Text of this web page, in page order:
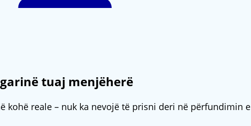
tuaj menjëherë
kohë reale – nuk ka nevojë të prisni deri në përfundimin e